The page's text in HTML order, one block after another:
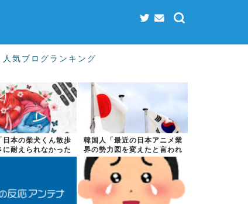
人気ブログランキング
日本の柴犬くん散歩
に耐えられなかった
結果」
韓国人「最近の日本アニメ業
界の勢力図を変えたと言われ
る作品がこち...